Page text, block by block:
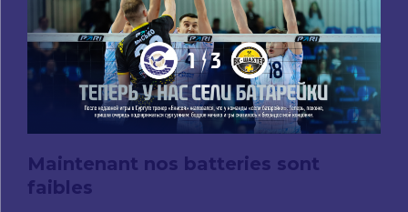
Maintenant nos batteries sont
faibles